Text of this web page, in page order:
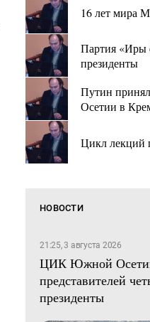
16 лет мира
Партия «Иры
президенты
Путин
Осетии в
Цикл лекций
НОВОСТИ
21:25, 3 августа 2026
ЦИК Южной Осетии
представителей
президенты